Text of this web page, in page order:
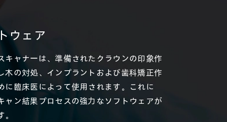
ウェア
キャナーは、準備されたクラウンの印象作
木の対処、インプラントおよび歯科矯正作
に臨床医によって使用されます。これに
ャン結果プロセスの強力なソフトウェアが